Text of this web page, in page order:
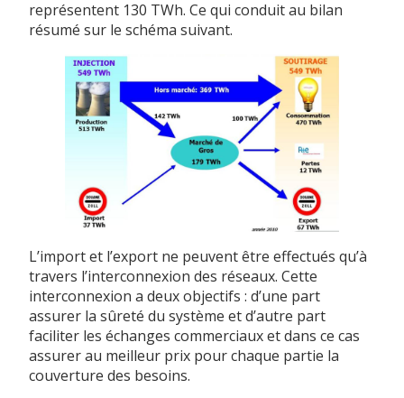
représentent 130 TWh. Ce qui conduit au bilan
résumé sur le schéma suivant.
L’import et l’export ne peuvent être effectués qu’à
travers l’interconnexion des réseaux. Cette
interconnexion a deux objectifs : d’une part
assurer la sûreté du système et d’autre part
faciliter les échanges commerciaux et dans ce cas
assurer au meilleur prix pour chaque partie la
couverture des besoins.